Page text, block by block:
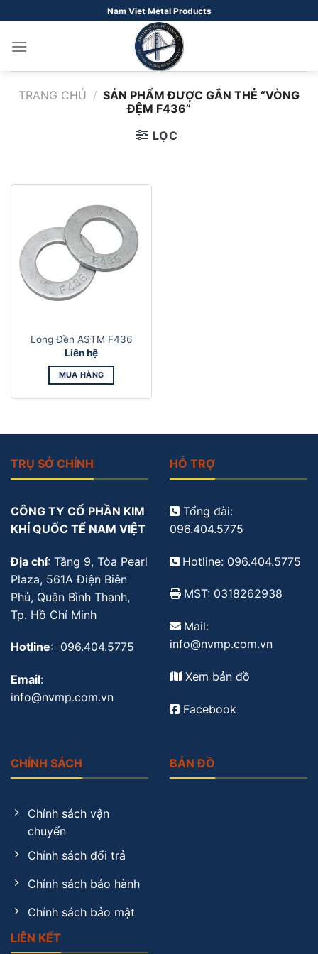
qua
nội
Nam Viet Metal Products
TRANG CHỦ / SẢN PHẨM ĐƯỢC GẮN THẺ “VÒNG
ĐỆM F436”
LỌC
Long Đền ASTM F436
Liên hệ
MUA HÀNG
TRỤ SỞ CHÍNH
CÔNG TY CỔ PHẦN KIM
KHÍ QUỐC TẾ NAM VIỆT
Địa chỉ: Tầng 9, Tòa Pearl
Plaza, 561A Điện Biên
Phủ, Quận Bình Thạnh,
Tp. Hồ Chí Minh
Hotline: 096.404.5775
Email:
info@nvmp.com.vn
HỖ TRỢ
Tổng đài:
096.404.5775
Hotline: 096.404.5775
MST: 0318262938
Mail:
info@nvmp.com.vn
Xem bản đồ
Facebook
CHÍNH SÁCH
Chính sách vận
chuyển
Chính sách đổi trả
Chính sách bảo hành
Chính sách bảo mật
LIÊN KẾT
BẢN ĐỒ